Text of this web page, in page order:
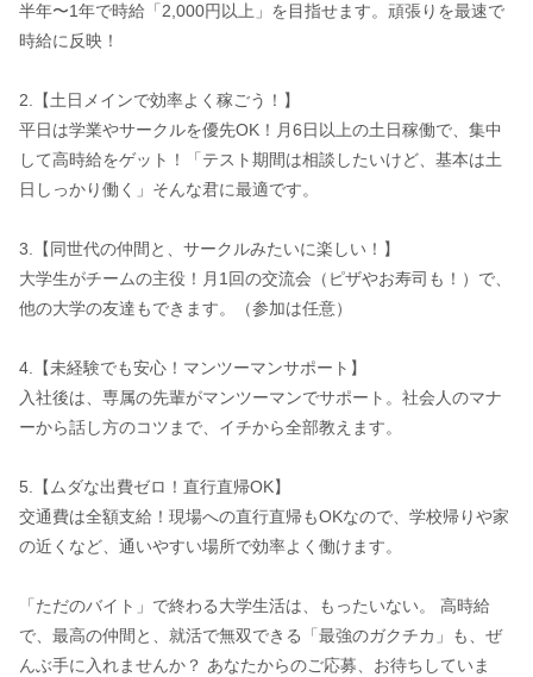
半年〜1年で時給「2,000円以上」を目指せます。頑張りを最速で
時給に反映！
2.【土日メインで効率よく稼ごう！】
平日は学業やサークルを優先OK！月6日以上の土日稼働で、集中
して高時給をゲット！「テスト期間は相談したいけど、基本は土
日しっかり働く」そんな君に最適です。
3.【同世代の仲間と、サークルみたいに楽しい！】
大学生がチームの主役！月1回の交流会（ピザやお寿司も！）で、
他の大学の友達もできます。（参加は任意）
4.【未経験でも安心！マンツーマンサポート】
入社後は、専属の先輩がマンツーマンでサポート。社会人のマナ
ーから話し方のコツまで、イチから全部教えます。
5.【ムダな出費ゼロ！直行直帰OK】
交通費は全額支給！現場への直行直帰もOKなので、学校帰りや家
の近くなど、通いやすい場所で効率よく働けます。
「ただのバイト」で終わる大学生活は、もったいない。 高時給
で、最高の仲間と、就活で無双できる「最強のガクチカ」も、ぜ
んぶ手に入れませんか？ あなたからのご応募、お待ちしていま